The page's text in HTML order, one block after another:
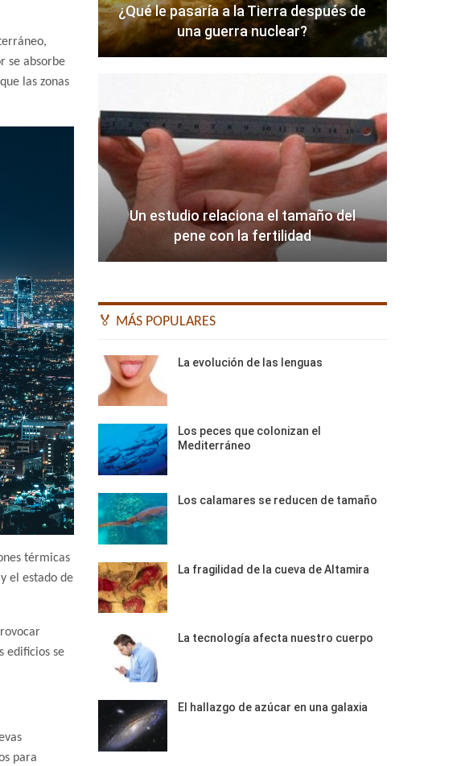
se absorbe
las zonas
térmicas
el estado de
edificios se
para
¿Qué le pasaría a la Tierra después de
una guerra nuclear?
Un estudio relaciona el tamaño del
pene con la fertilidad
🏅 MÁS POPULARES
La evolución de las lenguas
Los peces que colonizan el
Mediterráneo
Los calamares se reducen de tamaño
La fragilidad de la cueva de Altamira
La tecnología afecta nuestro cuerpo
El hallazgo de azúcar en una galaxia